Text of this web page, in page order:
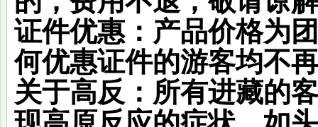
证件优惠：产品价格为
何优惠证件的游客均不
关于高反 ：所有进藏的